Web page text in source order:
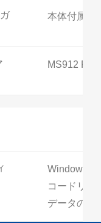
本体付属説
MS912
Windows用
コードリー
データの加